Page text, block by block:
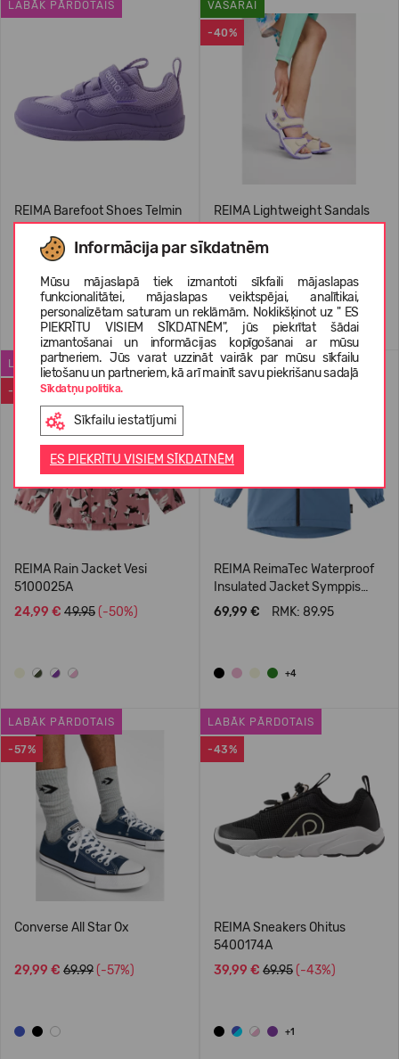
Informācija par sīkdatnēm
Mūsu mājaslapā tiek izmantoti sīkfaili mājaslapas
funkcionalitātei, mājaslapas veiktspējai, analītikai,
personalizētam saturam un reklāmām. Noklikšķinot uz " ES
PIEKRĪTU VISIEM SĪKDATNĒM", jūs piekrītat šādai
izmantošanai un informācijas kopīgošanai ar mūsu
partneriem. Jūs varat uzzināt vairāk par mūsu sīkfailu
lietošanu un partneriem, kā arī mainīt savu piekrišanu sadaļā
Sīkdatņu politika.
Sīkfailu iestatījumi
ES PIEKRĪTU VISIEM SĪKDATNĒM
LABĀK PĀRDOTAIS
REIMA Barefoot Shoes Telmin
Kids' 5400175A
74,95 €
+2
-40%
VASARAI
REIMA Lightweight Sandals
Ratas
29,99 € 49.95
-50%
LABĀK PĀRDOTAIS
REIMA Rain Jacket Vesi
5100025A
24,99 € 49.95 (-50%)
WATERPROOF
REIMA ReimaTec Waterproof
Insulated Jacket Symppis
5100045B
69,99 € RMK: 89.95
+4
-57%
LABĀK PĀRDOTAIS
Converse All Star Ox
29,99 € 69.99 (-57%)
-43%
LABĀK PĀRDOTAIS
REIMA Sneakers Ohitus
5400174A
39,99 € 69.95 (-43%)
+1